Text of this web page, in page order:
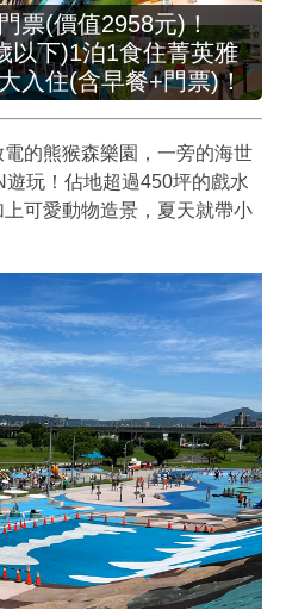
票(價值2958元)！
以下)1泊1食住菁英雅
入住(含早餐+門票)！
的熊猴森樂園，一旁的海世
玩！佔地超過450坪的戲水
可愛動物造景，夏天就帶小